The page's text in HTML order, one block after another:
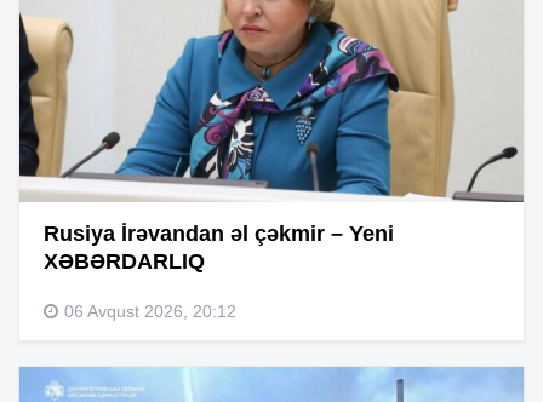
Rusiya İrəvandan əl çəkmir – Yeni
XƏBƏRDARLIQ
06 Avqust 2026, 20:12